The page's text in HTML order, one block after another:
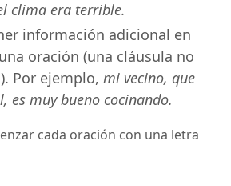
clima era terrible.
información adicional en
oración (una cláusula no
Por ejemplo, mi vecino, que
es muy bueno cocinando.
cada oración con una letra